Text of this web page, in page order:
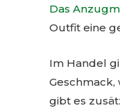
Das
Outfit eine
Im Handel
gibt es